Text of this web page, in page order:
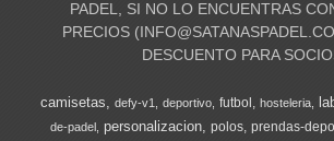
PADEL, SI NO LO ENCUENTRAS
PRECIOS (
DESCUENTO PARA
camisetas defy-v1 deportivo futbol hosteleria
de-padel
personalizacion polos prendas-